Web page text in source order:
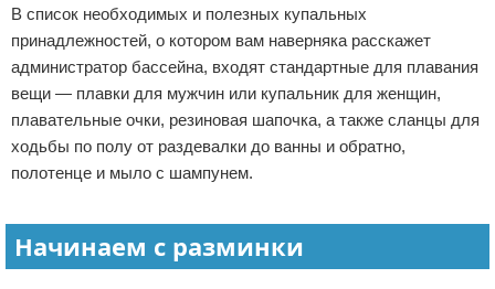
В список необходимых и полезных купальных
принадлежностей, о котором вам наверняка расскажет
администратор бассейна, входят стандартные для плавания
вещи — плавки для мужчин или купальник для женщин,
плавательные очки, резиновая шапочка, а также сланцы для
ходьбы по полу от раздевалки до ванны и обратно,
полотенце и мыло с шампунем.
Начинаем с разминки